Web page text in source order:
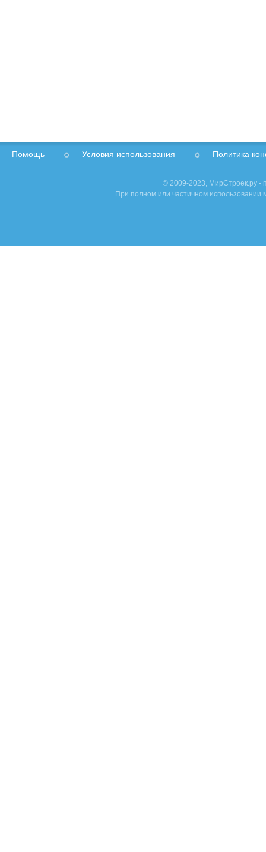
Помощь Условия использования Политика
© 2009-2023, МирСтроек.ру -
При полном или частичном использовании